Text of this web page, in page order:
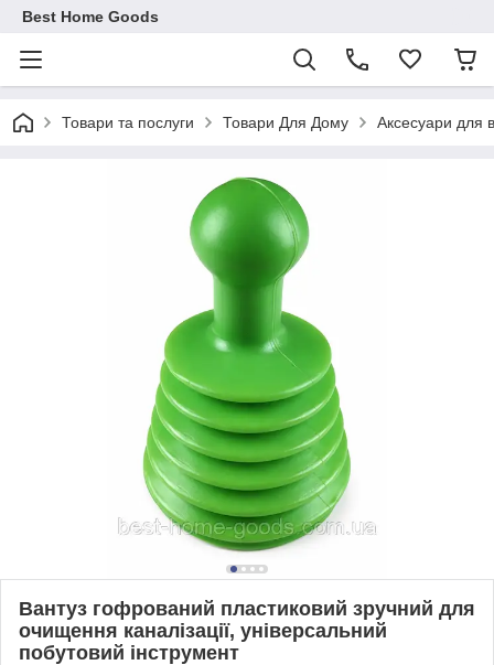
Best Home Goods
Товари та послуги Товари Для Дому Аксесуари для
Вантуз гофрований пластиковий зручний для
очищення каналізації, універсальний
побутовий інструмент